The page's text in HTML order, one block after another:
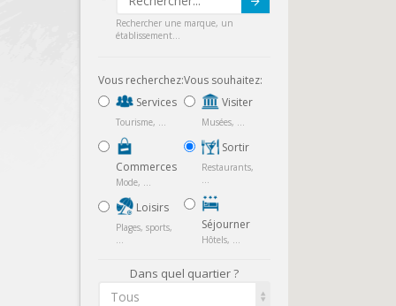
Submit
Rechercher une marque, un
établissement...
Vous recherchez:
Services
Tourisme, ...
Commerces
Mode, ...
Loisirs
Plages, sports,
...
Vous souhaitez:
Visiter
Musées, ...
Sortir
Restaurants,
...
Séjourner
Hôtels, ...
Dans quel quartier ?
Tous